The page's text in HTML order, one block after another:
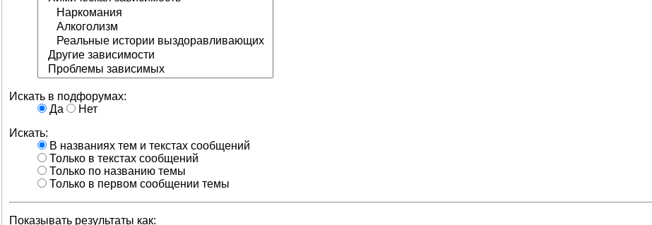
Искать в подфорумах:
Да
Нет
Искать:
В названиях тем и текстах сообщений
Только в текстах сообщений
Только по названию темы
Только в первом сообщении темы
Показывать результаты как: